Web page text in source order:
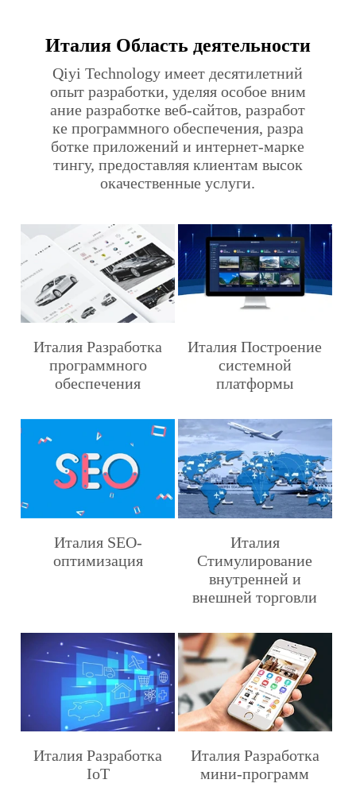
Италия Область деятельности
Qiyi Technology имеет десятилетний
опыт разработки, уделяя особое вним
ание разработке веб-сайтов, разработ
ке программного обеспечения, разра
ботке приложений и интернет-марке
тингу, предоставляя клиентам высок
окачественные услуги.
Италия Разработка
программного
обеспечения
Италия Построение
системной
платформы
Италия SEO-
оптимизация
Италия
Стимулирование
внутренней и
внешней торговли
Италия Разработка
IoT
Италия Разработка
мини-программ